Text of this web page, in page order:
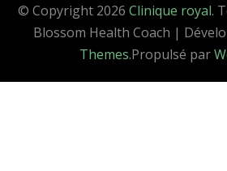
© Copyright 2026 Clinique royal.
Blossom Health Coach |
Themes.Propulsé par